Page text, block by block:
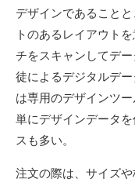
デザインであること
トのあるレイアウト
チをスキャンしてデ
徒によるデジタルデ
は専用のデザインツ
単にデザインデータ
スも多い。
注文の際は、サイズ